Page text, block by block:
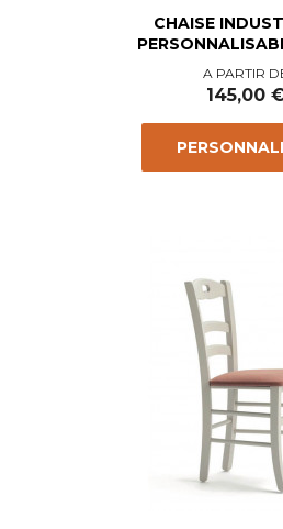
CHAISE
Prix
A PARTIR
145,00